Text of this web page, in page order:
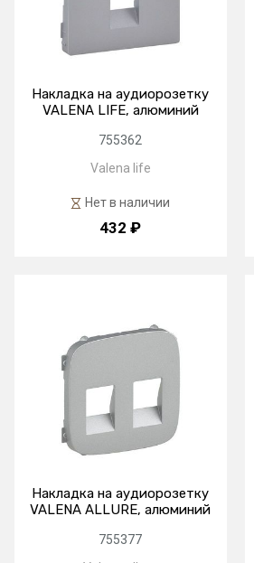
Накладка на аудиорозетку
VALENA LIFE, алюминий
755362
Valena life
Нет в наличии
432 ₽
Накладка на аудиорозетку
VALENA ALLURE, алюминий
755377